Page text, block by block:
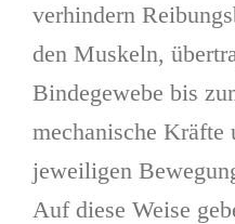
verhindern
den Muskeln,
Bindegewebe bis
mechanische Kräfte
jeweiligen
Auf diese Weise